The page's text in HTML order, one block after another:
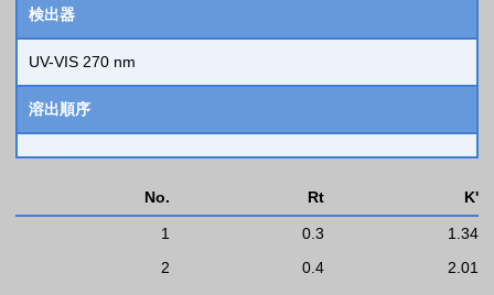
検出器
UV-VIS 270 nm
溶出順序
No. Rt K'
1 0.3
1.34
2
0.4 2.01